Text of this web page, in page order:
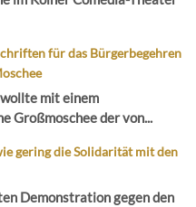
für das Bürgerbegehren
mit einem
Großmoschee der von...
gering die Solidarität mit den
Demonstration gegen den